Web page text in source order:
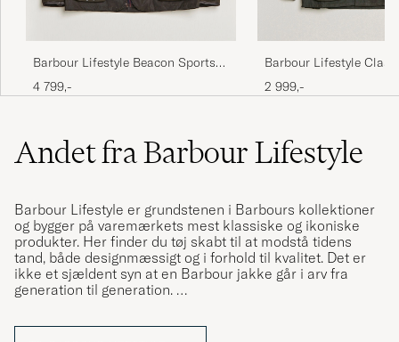
Barbour Lifestyle Beacon Sports
Jacket Olive
4 799,-
Barbour Lifestyle
Jacket Olive
2 999,-
Andet fra Barbour Lifestyle
Barbour Lifestyle er grundstenen i Barbours kollektioner
og bygger på varemærkets mest klassiske og ikoniske
produkter. Her finder du tøj skabt til at modstå tidens
tand, både designmæssigt og i forhold til kvalitet. Det er
ikke et sjældent syn at en Barbour jakke går i arv fra
generation til generation.
I kollektionen finder du blandt andet Barbours klassiske